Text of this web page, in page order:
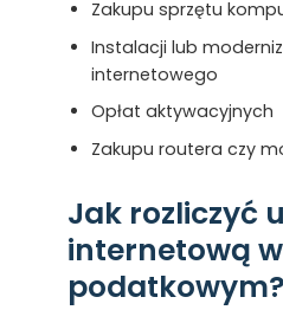
Zakupu sprzętu
Instalacji lub
internetowego
Opłat aktywacyjnych
Zakupu routera czy
Jak rozliczyć
internetową
podatkowym?